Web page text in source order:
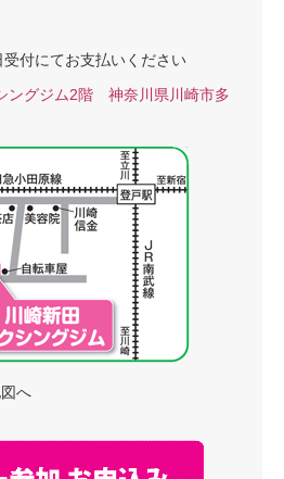
付にてお支払いください
ングジム2階 神奈川県川崎市多
へ